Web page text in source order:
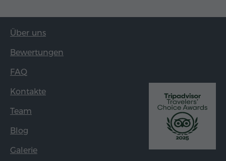
Über uns
Bewertungen
FAQ
Kontakte
Team
Blog
Galerie